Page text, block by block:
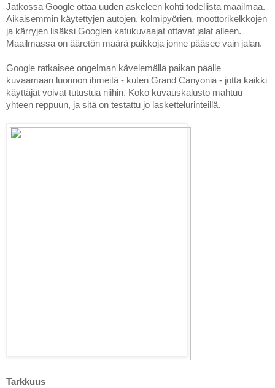
Jatkossa Google ottaa uuden askeleen kohti todellista maailmaa.
Aikaisemmin käytettyjen autojen, kolmipyörien, moottorikelkkojen
ja kärryjen lisäksi Googlen katukuvaajat ottavat jalat alleen.
Maailmassa on ääretön määrä paikkoja jonne pääsee vain jalan.
Google ratkaisee ongelman kävelemällä paikan päälle
kuvaamaan luonnon ihmeitä - kuten Grand Canyonia - jotta kaikki
käyttäjät voivat tutustua niihin. Koko kuvauskalusto mahtuu
yhteen reppuun, ja sitä on testattu jo laskettelurinteillä.
Tarkkuus